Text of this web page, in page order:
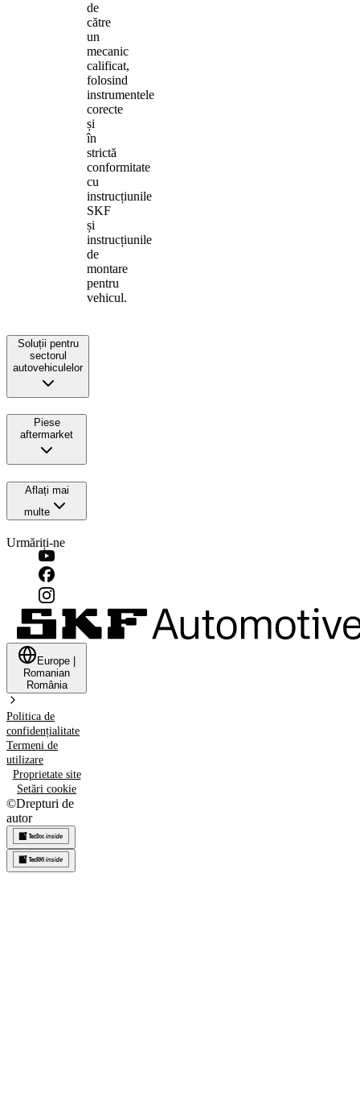
de
către
un
mecanic
calificat,
folosind
instrumentele
corecte
și
în
strictă
conformitate
cu
instrucțiunile
SKF
și
instrucțiunile
de
montare
pentru
vehicul.
Soluții pentru
sectorul
autovehiculelor
Piese
aftermarket
Aflați mai
multe
Urmăriți-ne
Europe
Romanian
România
Politica de
confidențialitate
Termeni de
utilizare
Proprietate site
Setări cookie
©Drepturi de
autor